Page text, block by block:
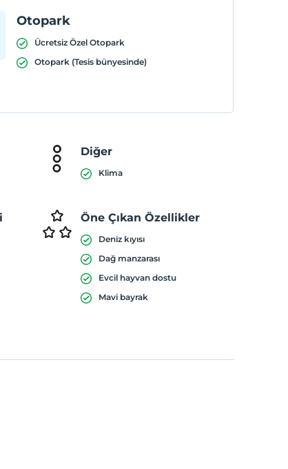
Otopark
Ücretsiz Özel Otopark
Otopark (Tesis bünyesinde)
Diğer
Klima
Öne Çıkan Özellikler
Deniz kıyısı
Dağ manzarası
Evcil hayvan dostu
Mavi bayrak